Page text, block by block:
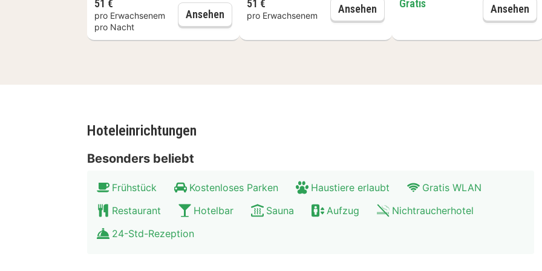
51 €
pro Erwachsenem
pro Nacht
Ansehen Tägliches 3-Gänge Abendessen
Gratis Ansehen
51 €
pro Erwachsenem
Ansehen 3-Gänge Abendessen
Hoteleinrichtungen
Besonders beliebt
Frühstück Kostenloses Parken Haustiere erlaubt
Gratis WLAN
Restaurant
Hotelbar Sauna Aufzug
Nichtraucherhotel
24-Std-Rezeption